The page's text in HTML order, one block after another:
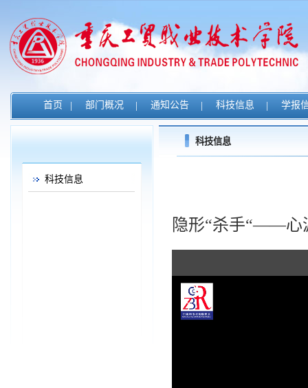
首页 | 部门概况 | 通知公告 | 科技信息 | 学报
科技信息
科技信息
隐形“杀手“——心